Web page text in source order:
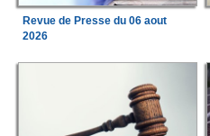
Revue de Presse du 06 aout
2026